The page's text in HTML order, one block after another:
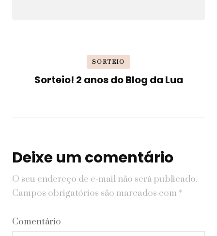
SORTEIO
Sorteio! 2 anos do Blog da Lua
Deixe um comentário
O seu endereço de e-mail não será publicado.
Campos obrigatórios são marcados com *
Comentário